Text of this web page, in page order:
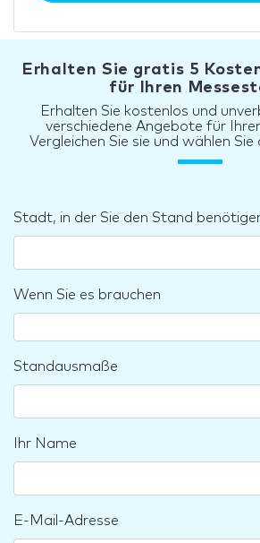
Erhalten Sie gratis 5
für Ihren
Erhalten Sie kostenlos und
verschiedene Angebote für
Vergleichen Sie sie und wählen
Stadt, in der Sie den Stand
Wenn Sie es brauchen
Standausmaße
Ihr Name
E-Mail-Adresse